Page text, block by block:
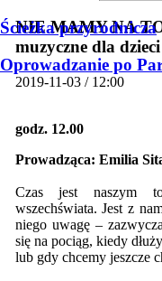
Ścieżka przyrodnicza
Oprowadzanie po
NIE MAMY NA
muzyczne dla
2019-11-03 / 12:00
godz. 12.00
Prowadząca: Emilia
Czas jest naszym
wszechświata. Jest z
niego uwagę –
się na pociąg, kiedy
lub gdy chcemy jeszcze